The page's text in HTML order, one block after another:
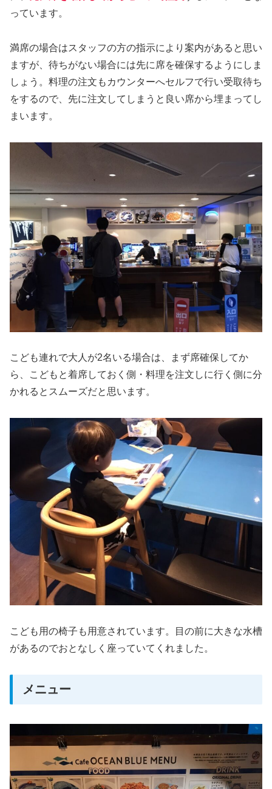
っています。
満席の場合はスタッフの方の指示により案内があると思い
ますが、待ちがない場合には先に席を確保するようにしま
しょう。料理の注文もカウンターへセルフで行い受取待ち
をするので、先に注文してしまうと良い席から埋まってし
まいます。
こども連れで大人が2名いる場合は、まず席確保してか
ら、こどもと着席しておく側・料理を注文しに行く側に分
かれるとスムーズだと思います。
こども用の椅子も用意されています。目の前に大きな水槽
があるのでおとなしく座っていてくれました。
メニュー